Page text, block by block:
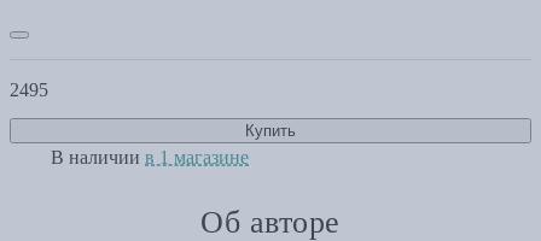
2495
Купить
В наличии в 1 магазине
Об авторе